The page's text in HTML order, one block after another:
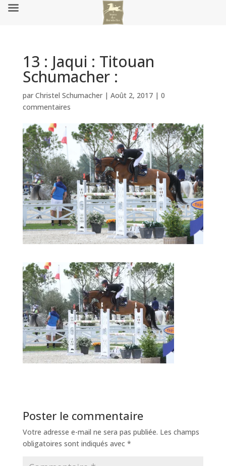
13 : Jaqui : Titouan
Schumacher :
par Christel Schumacher| Août 2, 2017| 0
commentaires
Poster le commentaire
Votre adresse e-mail ne sera pas publiée. Les champs
obligatoires sont indiqués avec *